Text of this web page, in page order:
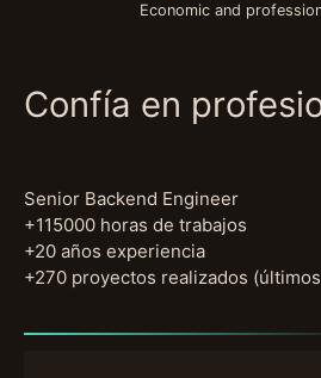
Economic and
Confía en
Senior Backend Engineer
+115000 horas de trabajos
+20 años experiencia
+270 proyectos realizados